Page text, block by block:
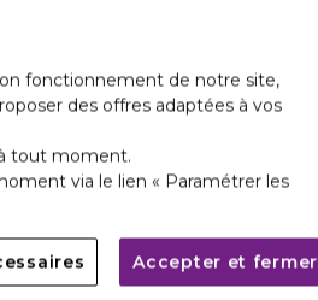
fonctionnement de notre site,
des offres adaptées à vos
tout moment.
via le lien « Paramétrer les
Accepter et fermer